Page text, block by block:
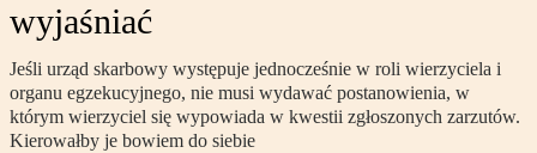
wyjaśniać
Jeśli urząd skarbowy występuje jednocześnie w roli wierzyciela i
organu egzekucyjnego, nie musi wydawać postanowienia, w
którym wierzyciel się wypowiada w kwestii zgłoszonych zarzutów.
Kierowałby je bowiem do siebie